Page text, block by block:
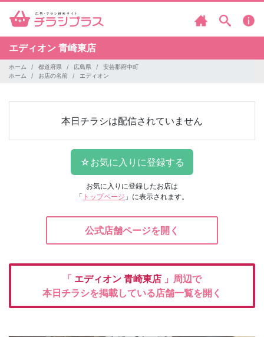
エディオン 青崎東店
ホーム 都道府県 広島県
安芸郡府中町
ホーム
お店の名前 エディオン
本日チラシは配信されていません
お気に入りに登録したお店は
「 トップページ 」に表示されます。
公式店舗ページを開く
「 エディオン 青崎東店 」周辺で
本日チラシを掲載している店舗一覧を開く